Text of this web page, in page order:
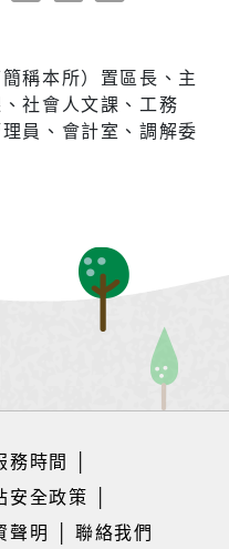
稱本所）置區長、主
社會人文課、工務
員、會計室、調解委
務時間
安全政策
聲明 │聯絡我們